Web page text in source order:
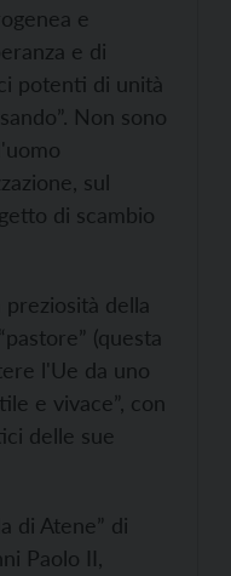
e
e di
potenti di unità
Non sono
sul
di scambio
della
(questa
l'Ue da uno
e vivace”, con
delle sue
di Atene” di
Paolo II,